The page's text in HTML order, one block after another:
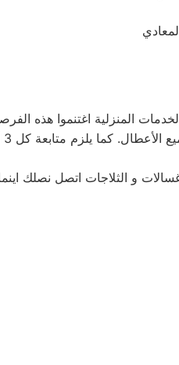
المنزلية اغتنموا هذه
غسالات و الثلاجات اتصل نصلك